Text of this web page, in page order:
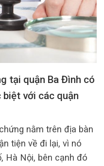
tại quận Ba Đình có
với các quận
nằm trên địa bàn
tiện về đi lại, vì nó
Hà Nội, bên cạnh đó